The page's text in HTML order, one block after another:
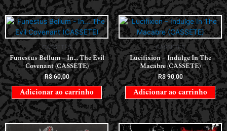
CASSETES
Funestus Bellum – In… The Evil
Covenant (CASSETE)
R$60,00
Adicionar ao carrinho
CASSETES
Lucifixion – Indulge In The
Macabre (CASSETE)
R$90,00
Adicionar ao carrinho